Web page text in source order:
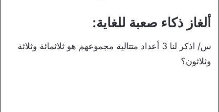
ألغاز ذكاء صعبة للغاية:
س/ اذكر لنا 3 أعداد متتالية مجموعهم هو ثلاثمائة وثلاثة
وثلاثون؟